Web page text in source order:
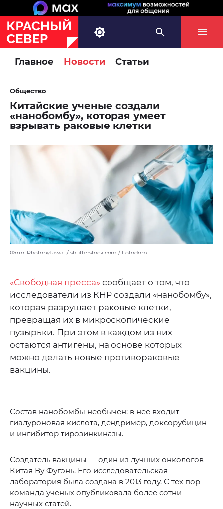
Главное Новости Статьи
Общество
Китайские ученые создали
«нанобомбу», которая умеет
взрывать раковые клетки
Фото: PhotobyTawat / shutterstock.com / Fotodom
«Свободная пресса» сообщает о том, что
исследователи из КНР создали «нанобомбу»,
которая разрушает раковые клетки,
превращая их в микроскопические
пузырьки. При этом в каждом из них
остаются антигены, на основе которых
можно делать новые противораковые
вакцины.
Состав нанобомбы необычен: в нее входит
гиалуроновая кислота, дендример, доксорубицин
и ингибитор тирозинкиназы.
Создатель вакцины — один из лучших онкологов
Китая Ву Фугэнь. Его исследовательская
лаборатория была создана в 2013 году. С тех пор
команда ученых опубликовала более сотни
научных статей.